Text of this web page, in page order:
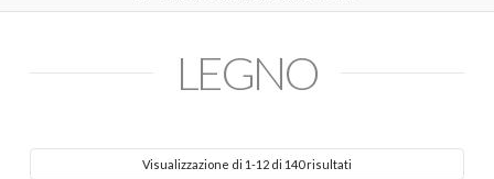
LEGNO
Visualizzazione di 1-12 di 140 risultati